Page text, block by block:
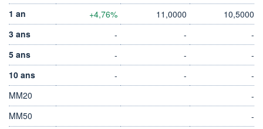
1 an
+4,76% 11,0000
10,5000
3 ans
- -
-
5 ans
- -
-
10 ans
- -
-
MM20
-
MM50
-